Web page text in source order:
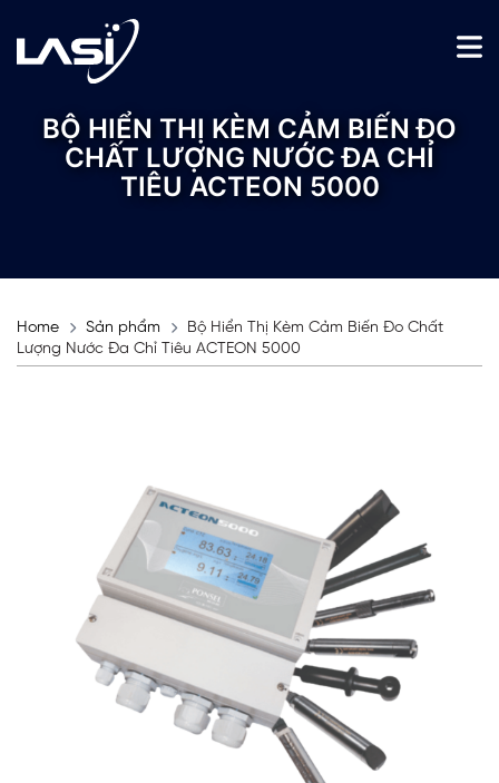
BỘ HIỂN THỊ KÈM CẢM BIẾN ĐO
CHẤT LƯỢNG NƯỚC ĐA CHỈ
TIÊU ACTEON 5000
Home Sản phẩm
Bộ Hiển Thị Kèm Cảm Biến Đo Chất
Lượng Nước Đa Chỉ Tiêu ACTEON 5000